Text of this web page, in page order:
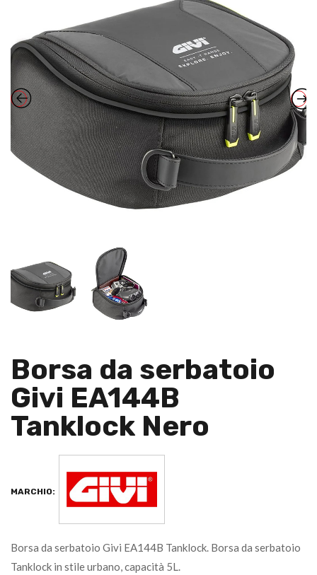
Borsa da serbatoio
Givi EA144B
Tanklock Nero
MARCHIO:
Borsa da serbatoio Givi EA144B Tanklock. Borsa da serbatoio
Tanklock in stile urbano, capacità 5L.